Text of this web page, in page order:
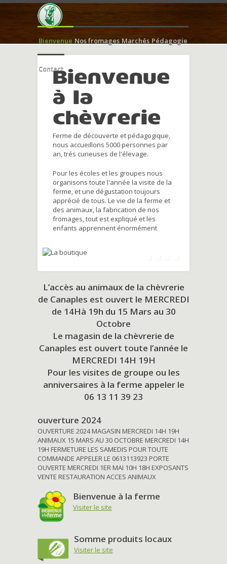
Bienvenue Nos fromages Marchés Pédagogie
ContactBienvenue
à la
chèvrerie
Ferme de découverte et pédagogique,
nous accueillons 5000 personnes par
an, trés curieuses de l'élevage.
Pour les écoles et les groupes nous
organisons toute l'année la visite de la
ferme, et une dégustation toujours
apprécié de tous. Le vie de la ferme et
des animaux, la fabrication de nos
fromages, tout est expliqué et les
enfants apprennent énormément
L’accès au animaux de la chèvrerie
de Canaples est ouvert le MERCREDI
de 14Hà 19h du 15 Mars au 30
Octobre
Le magasin de la chèvrerie de
Canaples est ouvert toute l’année le
MERCREDI 14H 19H
Pour les visites de groupe ou les
anniversaires à la ferme appeler le
06 13 11 39 23
ouverture 2024
OUVERTURE 2024 MAGASIN MERCREDI 14H 19H
ANIMAUX 15 MARS AU 30 OCTOBRE MERCREDI 14H
19H FERMETURE LES SAMEDIS POUR TOUTE
COMMANDE APPELER LE 0613113923 PORTE
OUVERTE MERCREDI 1ER MAI 10H 18H EXPOSANTS
VENTE RESTAURATION ACCES ANIMAUX
Bienvenue à la ferme
Visiter le site
Somme produits locaux
Visiter le site